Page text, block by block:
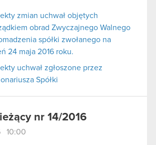
zmian uchwał objętych
obrad Zwyczajnego Walnego
spółki zwołanego na
24 maja 2016 roku.
uchwał zgłoszone przez
Spółki
nr 14/2016
10:00